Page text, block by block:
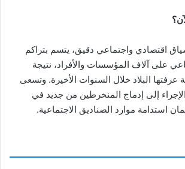
اقتصادي واجتماعي دقيق، يتسم بتراكم
على آلاف المؤسسات والأفراد، نتيجة
عرفتها البلاد خلال السنوات الأخيرة. وتسعى
إلى إدماج المنخرطين من جديد في
استدامة موارد الصناديق الاجتماعية.